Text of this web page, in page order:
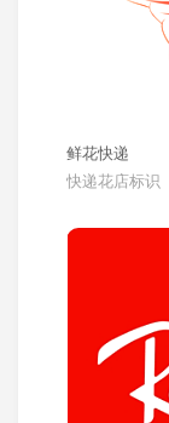
鲜花快递
快递花店标识